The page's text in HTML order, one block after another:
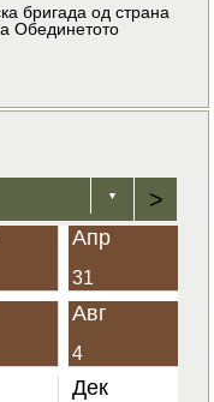
бригада од страна
Обединетото
▼ >
Апр
31
Авг
4
Дек